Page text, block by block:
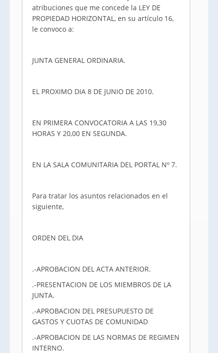
atribuciones que me concede la LEY DE
PROPIEDAD HORIZONTAL, en su artículo 16,
le convoco a:
JUNTA GENERAL ORDINARIA.
EL PROXIMO DIA 8 DE JUNIO DE 2010.
EN PRIMERA CONVOCATORIA A LAS 19,30
HORAS Y 20,00 EN SEGUNDA.
EN LA SALA COMUNITARIA DEL PORTAL Nº 7.
Para tratar los asuntos relacionados en el
siguiente,
ORDEN DEL DIA
.-APROBACION DEL ACTA ANTERIOR.
.-PRESENTACION DE LOS MIEMBROS DE LA
JUNTA.
.-APROBACION DEL PRESUPUESTO DE
GASTOS Y CUOTAS DE COMUNIDAD
.-APROBACION DE LAS NORMAS DE REGIMEN
INTERNO.